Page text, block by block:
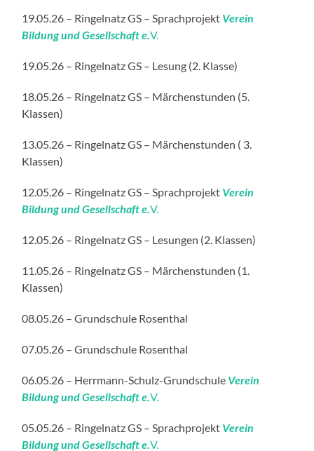
19.05.26 – Ringelnatz GS – Sprachprojekt Verein
Bildung und Gesellschaft e.V.
19.05.26 – Ringelnatz GS – Lesung (2. Klasse)
18.05.26 – Ringelnatz GS – Märchenstunden (5.
Klassen)
13.05.26 – Ringelnatz GS – Märchenstunden ( 3.
Klassen)
12.05.26 – Ringelnatz GS – Sprachprojekt Verein
Bildung und Gesellschaft e.V.
12.05.26 – Ringelnatz GS – Lesungen (2. Klassen)
11.05.26 – Ringelnatz GS – Märchenstunden (1.
Klassen)
08.05.26 – Grundschule Rosenthal
07.05.26 – Grundschule Rosenthal
06.05.26 – Herrmann-Schulz-Grundschule Verein
Bildung und Gesellschaft e.V.
05.05.26 – Ringelnatz GS – Sprachprojekt Verein
Bildung und Gesellschaft e.V.